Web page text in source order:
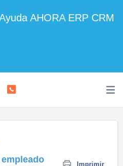
AHORA ERP CRM
Imprimir